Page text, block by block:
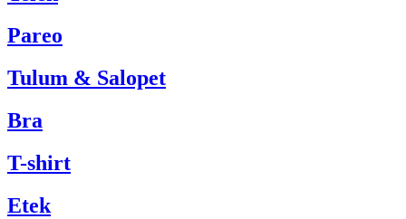
Pareo
Tulum & Salopet
Bra
T-shirt
Etek